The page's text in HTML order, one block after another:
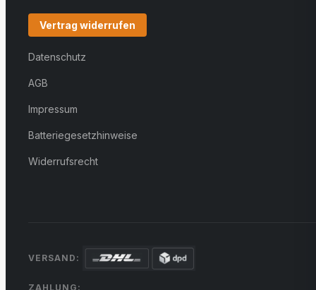
Vertrag widerrufen
Datenschutz
AGB
Impressum
Batteriegesetzhinweise
Widerrufsrecht
VERSAND:
ZAHLUNG: